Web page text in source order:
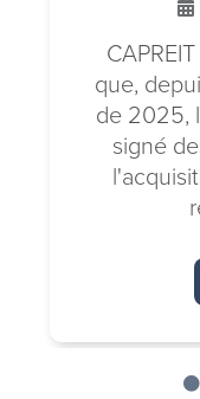
que,
de 2025,
signé